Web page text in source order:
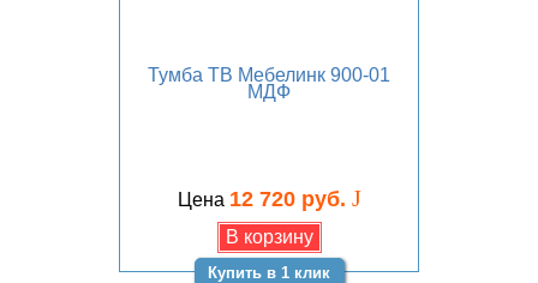
Тумба ТВ Мебелинк 900-01
МДФ
Цена 12 720 руб. J
Купить в 1 клик